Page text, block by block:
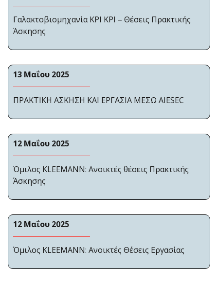
Γαλακτοβιομηχανία ΚΡΙ ΚΡΙ – Θέσεις Πρακτικής
Άσκησης
13 Μαΐου 2025
ΠΡΑΚΤΙΚΗ ΑΣΚΗΣΗ ΚΑΙ ΕΡΓΑΣΙΑ ΜΕΣΩ AIESEC
12 Μαΐου 2025
Όμιλος KLEEMANN: Ανοικτές θέσεις Πρακτικής
Άσκησης
12 Μαΐου 2025
Όμιλος KLEEMANN: Ανοικτές Θέσεις Εργασίας